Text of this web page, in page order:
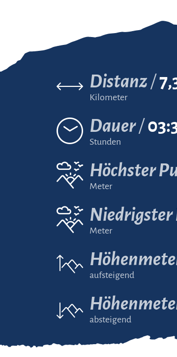
Distanz
Kilometer
Dauer
Stunden
Höchster
Meter
Meter
aufsteigend
absteigend